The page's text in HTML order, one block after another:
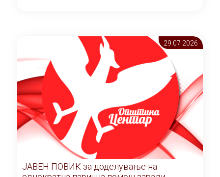
29.07 2026
ЈАВЕН ПОВИК за доделување на